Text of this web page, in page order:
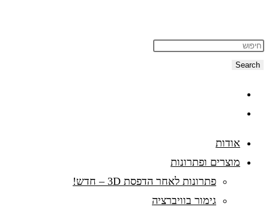
Search
אודות
מוצרים ופתרונות
פתרונות לאחר הדפסת 3D – חדש!
גימור בוויברציה